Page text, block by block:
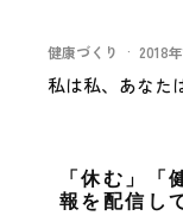
健康づくり · 2018
私は私、あなた
「休む」「
報を配信し